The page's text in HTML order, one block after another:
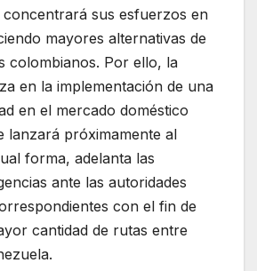
concentrará sus esfuerzos en
mayores alternativas de
colombianos. Por ello, la
en la implementación de una
en el mercado doméstico
lanzará próximamente al
forma, adelanta las
ante las autoridades
con el fin de
cantidad de rutas entre